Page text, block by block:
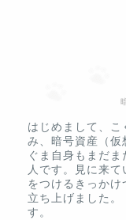
はじめまして、こ
み、暗号資産（仮
ぐま自身もまだ
人です。見に来
をつけるきっか
立ち上げました
す。